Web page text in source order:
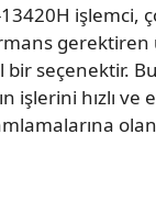
işlemci,
gerektiren
seçenektir.
işlerini hızlı